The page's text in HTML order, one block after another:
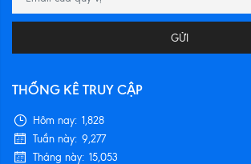
GỬI
THỐNG KÊ TRUY CẬP
Hôm nay: 1,828
Tuần này: 9,277
Tháng này: 15,053